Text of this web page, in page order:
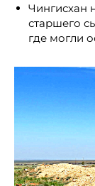
Чингисхан
старшего
где могли